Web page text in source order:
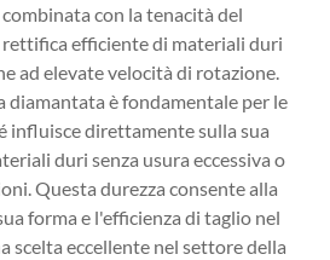
con la tenacità del
rettifica efficiente di materiali duri
ad elevate velocità di rotazione.
diamantata è fondamentale per le
influisce direttamente sulla sua
duri senza usura eccessiva o
Questa durezza consente alla
forma e l'efficienza di taglio nel
scelta eccellente nel settore della